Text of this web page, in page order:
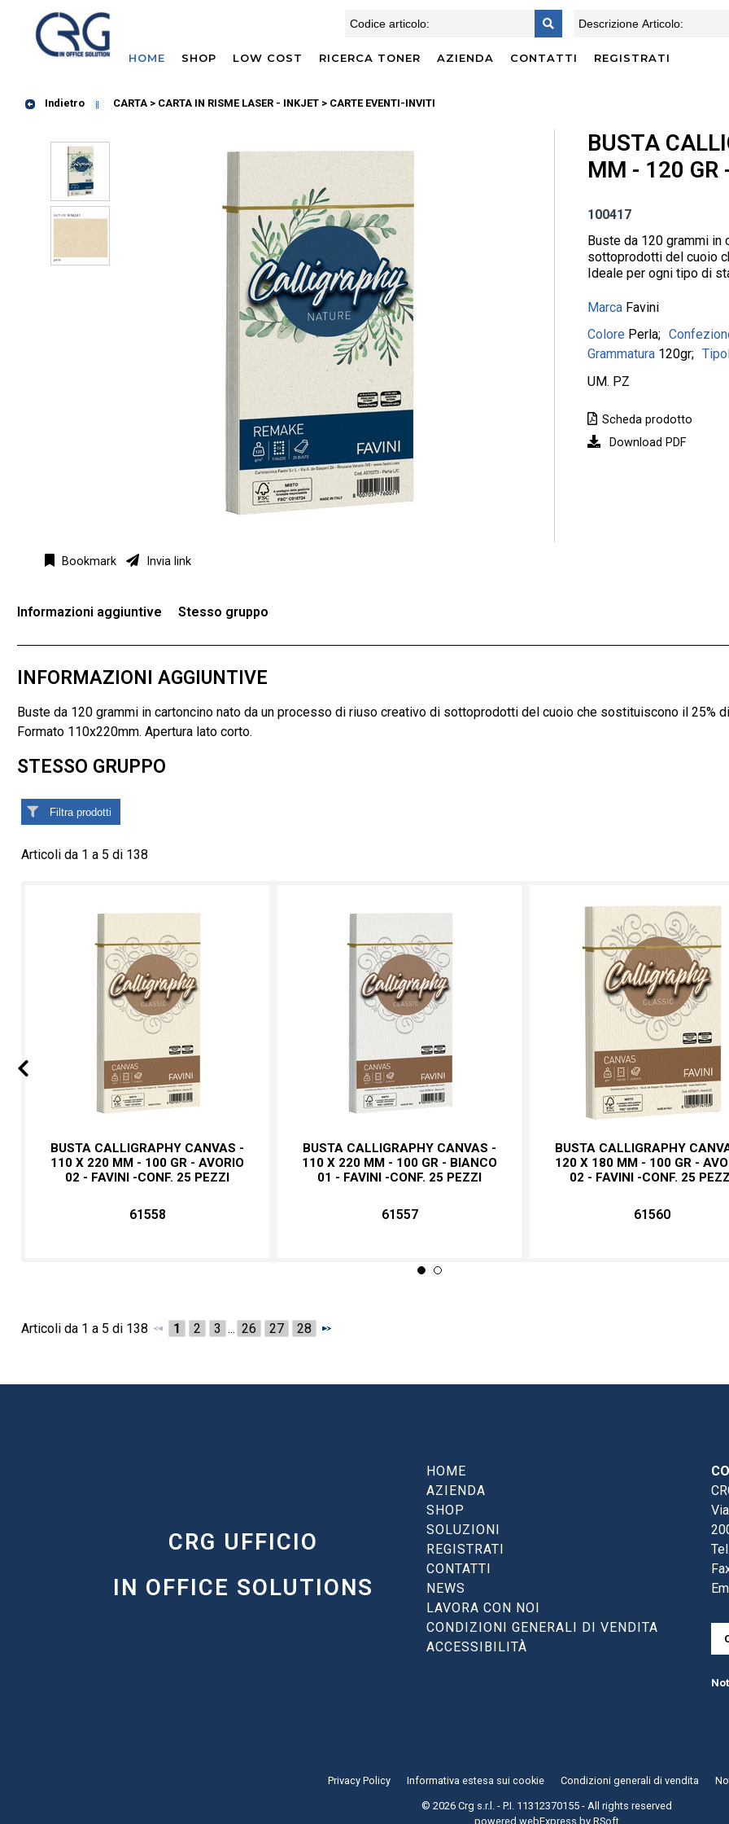
HOME SHOP LOW COST RICERCA TONER AZIENDA CONTATTI REGISTRATI
Indietro CARTA > CARTA IN RISME LASER - INKJET> CARTE EVENTI-INVITI
BUSTA
MM - 120 GR
100417
Buste da 120 grammi in
sottoprodotti del cuoio
Ideale per ogni tipo di
Marca Favini
Colore Perla
Grammatura 120gr
UM. PZ
Scheda prodotto
Download PDF
Bookmark Invia link
Informazioni aggiuntive Stesso gruppo
INFORMAZIONI AGGIUNTIVE
Buste da 120 grammi in cartoncino nato da un processo di riuso creativo di sottoprodotti del cuoio che sostituiscono il 25%
Formato 110x220mm. Apertura lato corto.
STESSO GRUPPO
Filtra prodotti
Articoli da 1 a 5 di 138
BUSTA CALLIGRAPHY CANVAS -
110 X 220 MM - 100 GR - AVORIO
02 - FAVINI -CONF. 25 PEZZI
61558
BUSTA CALLIGRAPHY CANVAS -
110 X 220 MM - 100 GR - BIANCO
01 - FAVINI -CONF. 25 PEZZI
61557
BUSTA CALLIGRAPHY
120 X 180 MM - 100 GR -
02 - FAVINI -CONF. 25
61560
Articoli da 1 a 5 di 138 1 2 3 ... 26 27 28
CRG UFFICIO
IN OFFICE SOLUTIONS
HOME
AZIENDA
SHOP
SOLUZIONI
REGISTRATI
CONTATTI
NEWS
LAVORA CON NOI
CONDIZIONI GENERALI DI VENDITA
ACCESSIBILITÀ
Privacy Policy Informativa estesa sui cookie Condizioni generali di vendita
© 2026 Crg s.r.l. - P.I. 11312370155 - All rights reserved
powered webExpress by RSoft